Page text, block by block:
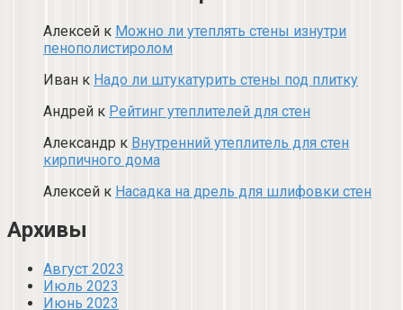
Алексей к Можно ли утеплять стены изнутри
пенополистиролом
Иван к Надо ли штукатурить стены под плитку
Андрей к Рейтинг утеплителей для стен
Александр к Внутренний утеплитель для стен
кирпичного дома
Алексей к Насадка на дрель для шлифовки стен
Архивы
Август 2023
Июль 2023
Июнь 2023